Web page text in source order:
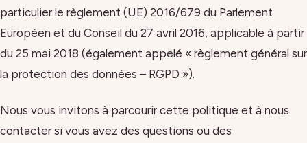
particulier le règlement (UE) 2016/679 du Parlement
Européen et du Conseil du 27 avril 2016, applicable à partir
du 25 mai 2018 (également appelé « règlement général sur
la protection des données – RGPD »).
Nous vous invitons à parcourir cette politique et à nous
contacter si vous avez des questions ou des